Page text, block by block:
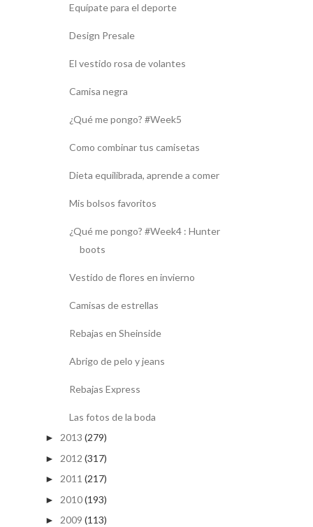
Equípate para el deporte
Design Presale
El vestido rosa de volantes
Camisa negra
¿Qué me pongo? #Week5
Como combinar tus camisetas
Dieta equilibrada, aprende a comer
Mis bolsos favoritos
¿Qué me pongo? #Week4 : Hunter
boots
Vestido de flores en invierno
Camisas de estrellas
Rebajas en Sheinside
Abrigo de pelo y jeans
Rebajas Express
Las fotos de la boda
► 2013 (279)
► 2012 (317)
► 2011 (217)
► 2010(193)
► 2009 (113)